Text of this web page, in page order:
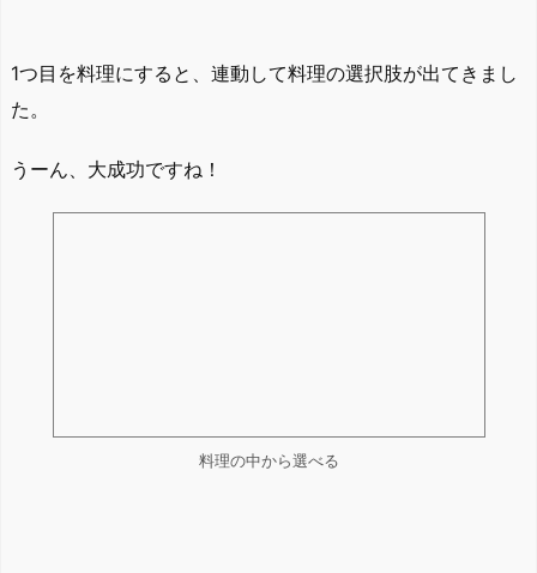
1つ目を料理にすると、連動して料理の選択肢が出てきまし
た。
うーん、大成功ですね！
料理の中から選べる